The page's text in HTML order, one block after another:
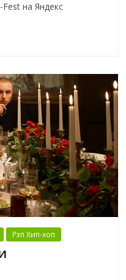
на Яндекс
Рэп Хип-хоп